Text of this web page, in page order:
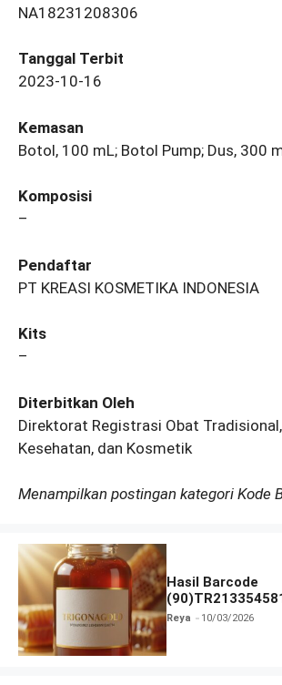
NA18231208306
Tanggal Terbit
2023-10-16
Kemasan
Botol, 100 mL; Botol Pump; Dus, 300
Komposisi
–
Pendaftar
PT KREASI KOSMETIKA INDONESIA
Kits
–
Diterbitkan Oleh
Direktorat Registrasi Obat
Kesehatan, dan Kosmetik
Menampilkan postingan kategori Kode
Hasil Barcode
dan Izin BPOM
Reya 10/03/2026